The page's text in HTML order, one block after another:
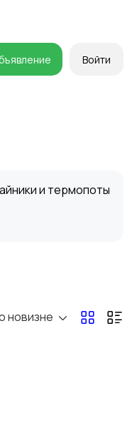
Войти
и термопоты
новизне